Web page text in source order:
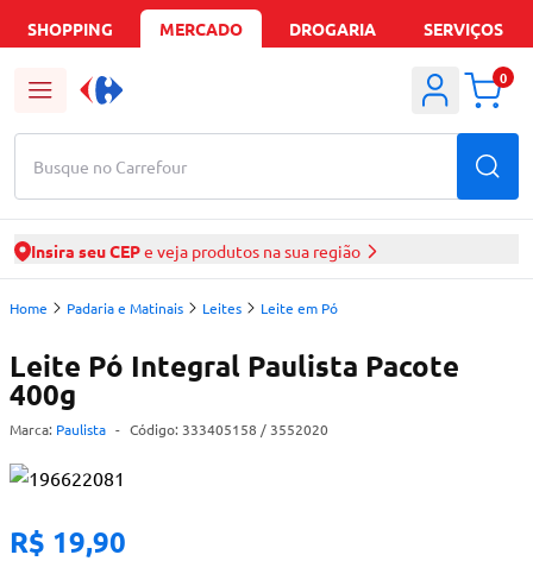
SHOPPING MERCADO DROGARIA SERVIÇOS
Busque no Carrefour
0
Insira seu CEPe veja produtos na sua região
Home Padaria e Matinais Leites Leite em Pó
Leite Pó Integral Paulista Pacote
400g
Marca: Paulista - Código: 333405158 / 3552020
R$ 19,90